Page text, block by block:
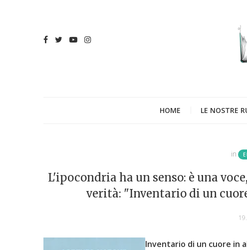
HOME LE NOSTRE
in
L'ipocondria ha un senso: è una
verità: "Inventario di un
Inventario di un cuore in